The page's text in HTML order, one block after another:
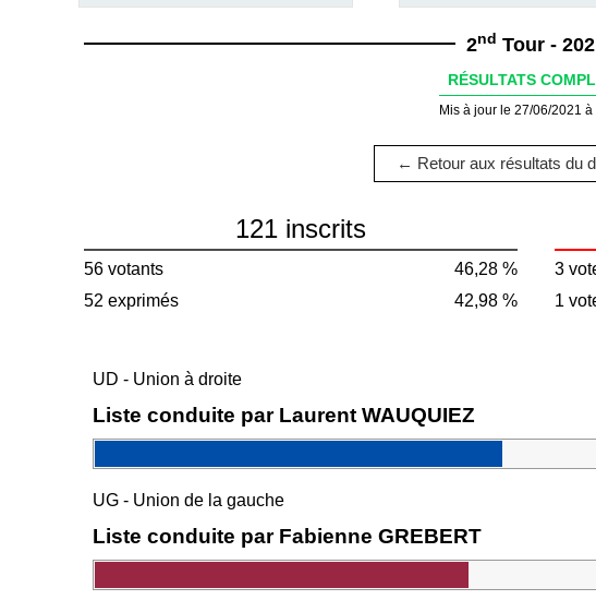
2nd Tour -
RÉSULTATS
Mis à jour le 27/06/2021 à
← Retour aux résultats du
121 inscrits
56 votants
46,28 %
52 exprimés
42,98 %
3
1
UD - Union à droite
Liste conduite par Laurent WAUQUIEZ
UG - Union de la gauche
Liste conduite par Fabienne GREBERT